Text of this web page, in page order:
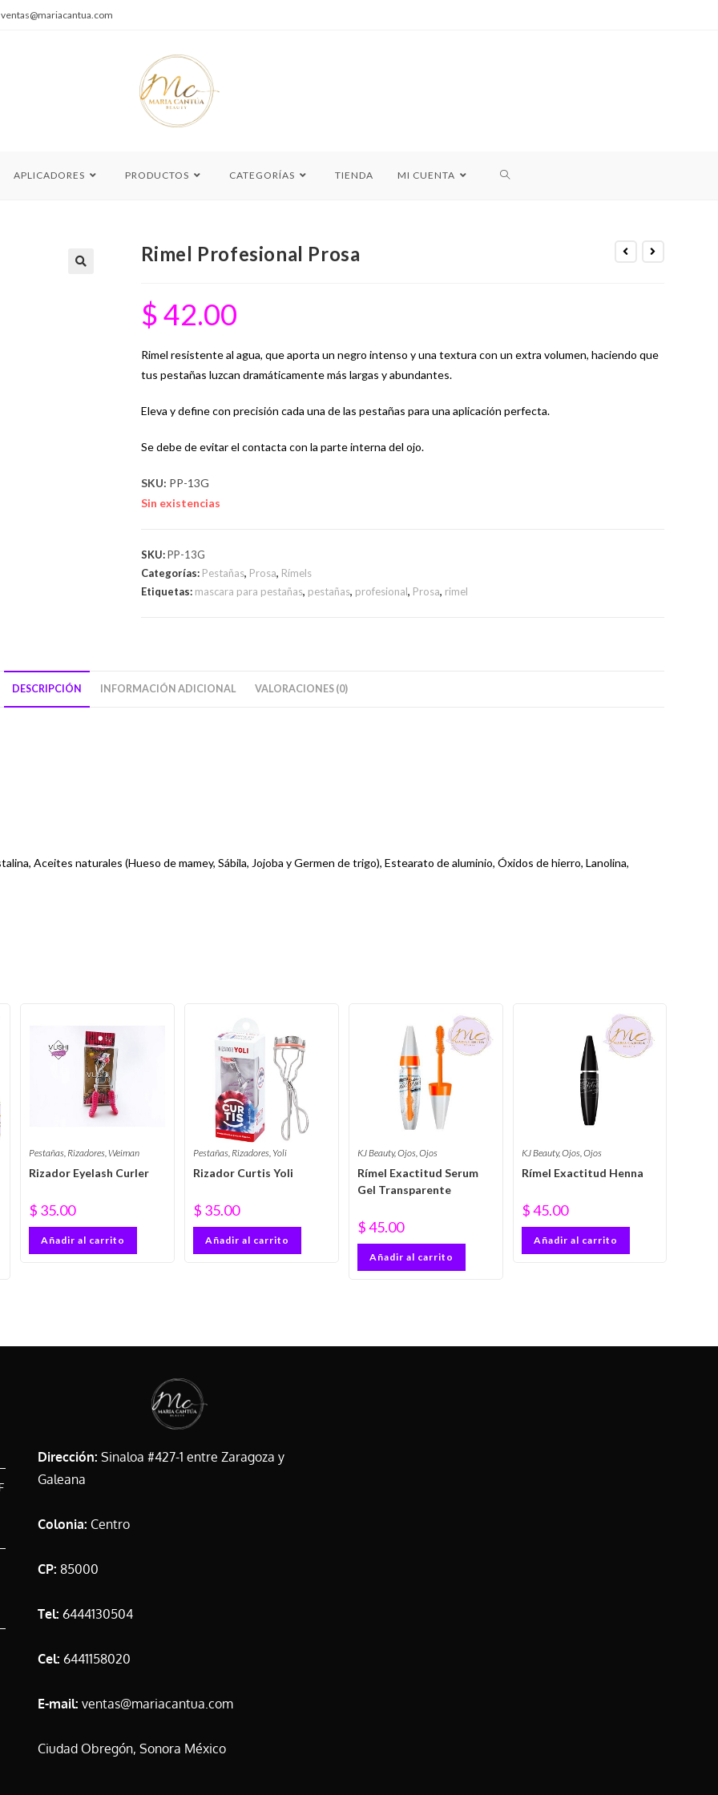
ventas@mariacantua.com
APLICADORES PRODUCTOS CATEGORÍAS TIENDA MI CUENTA
Rimel Profesional Prosa
$42.00
Rimel resistente al agua, que aporta un negro intenso y una textura con un extra volumen, haciendo que
tus pestañas luzcan dramáticamente más largas y abundantes.
Eleva y define con precisión cada una de las pestañas para una aplicación perfecta.
Se debe de evitar el contacta con la parte interna del ojo.
SKU: PP-13G
Sin existencias
SKU:PP-13G
Categorías: Pestañas, Prosa, Rímels
Etiquetas: mascara para pestañas, pestañas, profesional, Prosa, rimel
DESCRIPCIÓN INFORMACIÓN ADICIONAL VALORACIONES (0)
Aceites naturales (Hueso de mamey, Sábila, Jojoba y Germen de trigo), Estearato de aluminio, Óxidos de hierro, Lanolina,
Pestañas, Rizadores,Weiman
Rizador Eyelash Curler
$ 35.00
Añadir al carrito
Pestañas, Rizadores, Yoli
Rizador Curtis Yoli
$ 35.00
Añadir al carrito
KJ Beauty,Ojos,Ojos
Rímel Exactitud Serum
Gel Transparente
$45.00
Añadir al carrito
KJ Beauty,Ojos,Ojos
Rímel Exactitud Henna
$45.00
Añadir al carrito
Dirección: Sinaloa #427-1 entre Zaragoza y
Galeana
Colonia: Centro
CP: 85000
Tel: 6444130504
Cel: 6441158020
E-mail: ventas@mariacantua.com
Ciudad Obregón, Sonora México